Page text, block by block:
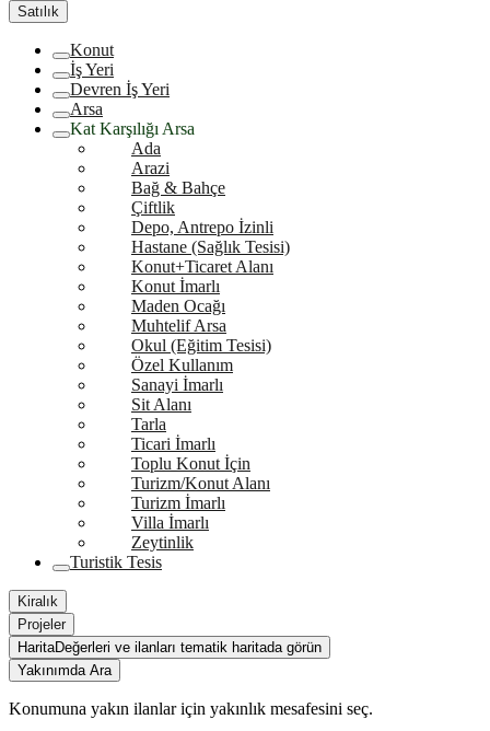
Satılık
Konut
İş Yeri
Devren İş Yeri
Arsa
Kat Karşılığı Arsa
Ada
Arazi
Bağ & Bahçe
Çiftlik
Depo, Antrepo İzinli
Hastane (Sağlık Tesisi)
Konut+Ticaret Alanı
Konut İmarlı
Maden Ocağı
Muhtelif Arsa
Okul (Eğitim Tesisi)
Özel Kullanım
Sanayi İmarlı
Sit Alanı
Tarla
Ticari İmarlı
Toplu Konut İçin
Turizm/Konut Alanı
Turizm İmarlı
Villa İmarlı
Zeytinlik
Turistik Tesis
Kiralık
Projeler
HaritaDeğerleri ve ilanları tematik haritada görün
Yakınımda Ara
Konumuna yakın ilanlar için yakınlık mesafesini seç.